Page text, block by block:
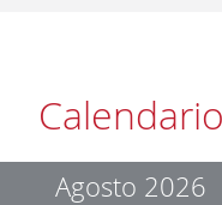
Calendario
Agosto 2026